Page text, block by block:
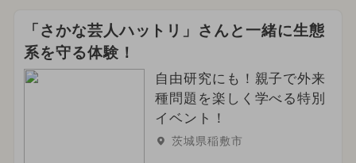
2025年5月のイベント
2026年6月のイベント
2024年4月のイベント
2025年8月のイベント
「さかな芸人ハットリ」さんと一緒に生態
系を守る体験！
自由研究にも！親子で外来
種問題を楽しく学べる特別
イベント！
茨城県稲敷市